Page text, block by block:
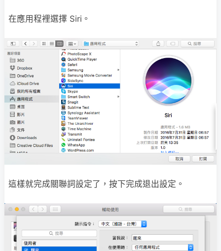
在應用程裡選擇 Siri。
這樣就完成關聯詞設定了，按下完成退出設定。